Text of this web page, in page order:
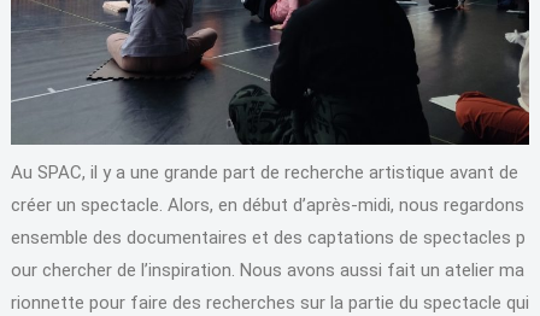
Au SPAC, il y a une grande part de recherche artistique avant de
créer un spectacle. Alors, en début d’après-midi, nous regardons
ensemble des documentaires et des captations de spectacles p
our chercher de l’inspiration. Nous avons aussi fait un atelier ma
rionnette pour faire des recherches sur la partie du spectacle qui